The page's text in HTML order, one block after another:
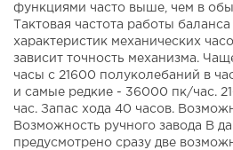
функциями часто выше, чем в
Тактовая частота работы
характеристик механических
зависит точность механизма.
часы с 21600 полуколебаний в
и самые редкие - 36000 пк/час.
час. Запас хода 40 часов.
Возможность ручного завода В
предусмотрено сразу две